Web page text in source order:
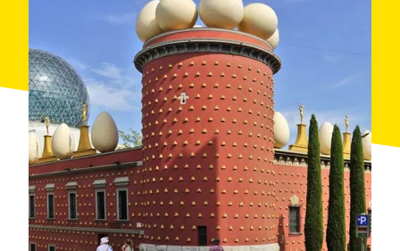
chemins de campagne.